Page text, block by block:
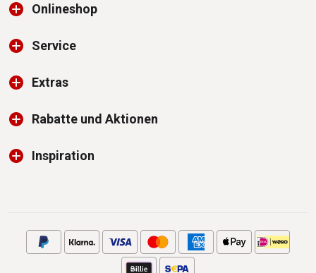
Onlineshop
Service
Extras
Rabatte und Aktionen
Inspiration